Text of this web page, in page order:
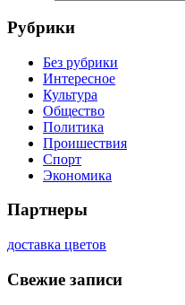
Рубрики
Без рубрики
Интересное
Культура
Общество
Политика
Проишествия
Спорт
Экономика
Партнеры
доставка цветов
Свежие записи